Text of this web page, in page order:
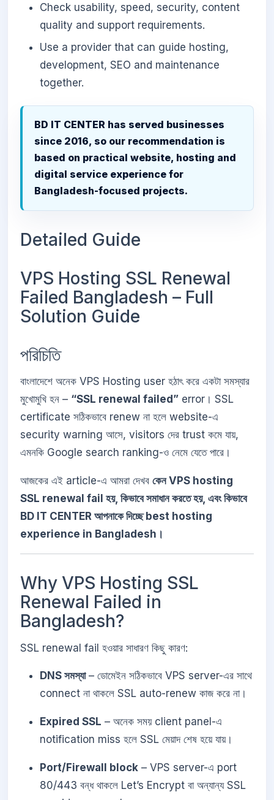
Check usability, speed, security, content
quality and support requirements.
Use a provider that can guide hosting,
development, SEO and maintenance
together.
BD IT CENTER has served businesses
since 2016, so our recommendation is
based on practical website, hosting and
digital service experience for
Bangladesh-focused projects.
Detailed Guide
VPS Hosting SSL Renewal
Failed Bangladesh – Full
Solution Guide
পরিচিতি
বাংলাদেশে অনেক VPS Hosting user হঠাৎ করে একটা সমস্যার
মুখোমুখি হন – “SSL renewal failed” error। SSL
certificate সঠিকভাবে renew না হলে website-এ
security warning আসে, visitors দের trust কমে যায়,
এমনকি Google search ranking-ও নেমে যেতে পারে।
আজকের এই article-এ আমরা দেখব কেন VPS hosting
SSL renewal fail হয়, কিভাবে সমাধান করতে হয়, এবং কিভাবে
BD IT CENTER আপনাকে দিচ্ছে best hosting
experience in Bangladesh।
Why VPS Hosting SSL
Renewal Failed in
Bangladesh?
SSL renewal fail হওয়ার সাধারণ কিছু কারণ:
DNS সমস্যা– ডোমেইন সঠিকভাবে VPS server-এর সাথে
connect না থাকলে SSL auto-renew কাজ করে না।
Expired SSL – অনেক সময় client panel-এ
notification miss হলে SSL মেয়াদ শেষ হয়ে যায়।
Port/Firewall block – VPS server-এ port
80/443 বন্ধ থাকলে Let’s Encrypt বা অন্যান্য SSL